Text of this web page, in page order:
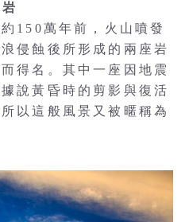
150萬年前，火山噴發
侵蝕後所形成的兩座岩
得名。其中一座因地震
說黃昏時的剪影與復活
以這般風景又被暱稱為